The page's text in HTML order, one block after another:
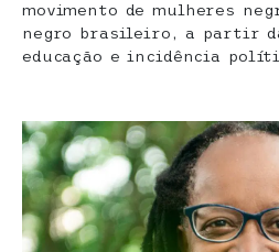
movimento de mulheres
negro brasileiro, a partir
educação e incidência